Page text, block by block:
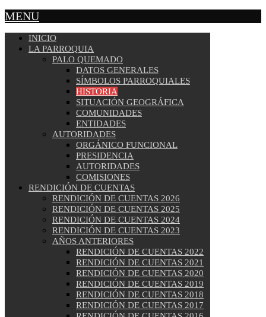
MENU
INICIO
LA PARROQUIA
PALO QUEMADO
DATOS GENERALES
SÍMBOLOS PARROQUIALES
HISTORIA
SITUACIÓN GEOGRÁFICA
COMUNIDADES
ENTIDADES
AUTORIDADES
ORGÁNICO FUNCIONAL
PRESIDENCIA
AUTORIDADES
COMISIONES
RENDICIÓN DE CUENTAS
RENDICIÓN DE CUENTAS 2026
RENDICIÓN DE CUENTAS 2025
RENDICIÓN DE CUENTAS 2024
RENDICIÓN DE CUENTAS 2023
AÑOS ANTERIORES
RENDICIÓN DE CUENTAS 2022
RENDICIÓN DE CUENTAS 2021
RENDICIÓN DE CUENTAS 2020
RENDICIÓN DE CUENTAS 2019
RENDICIÓN DE CUENTAS 2018
RENDICIÓN DE CUENTAS 2017